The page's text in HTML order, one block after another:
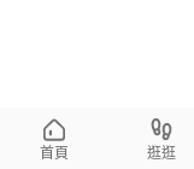
首頁 逛逛